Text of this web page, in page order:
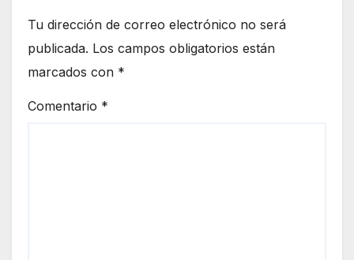
Tu dirección de correo electrónico no será
publicada. Los campos obligatorios están
marcados con *
Comentario *